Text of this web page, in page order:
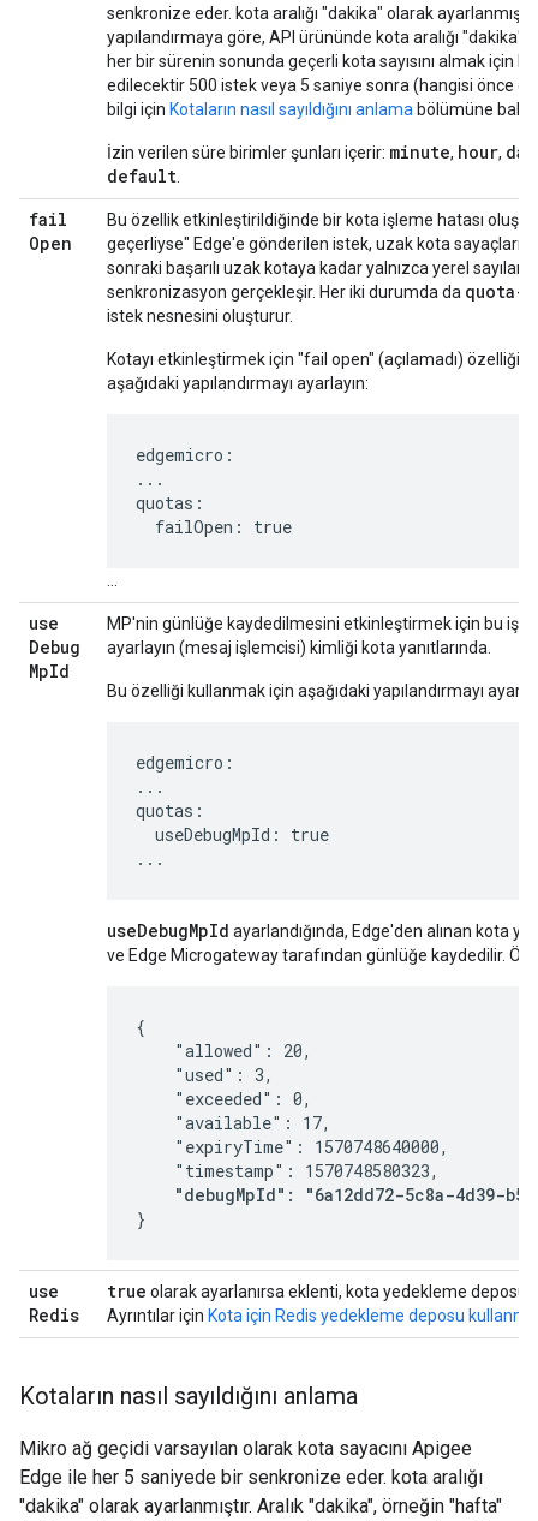
senkronize eder. kota aralığı "dakika" olarak
yapılandırmaya göre, API ürününde kota aralığı "dakika",
her bir sürenin sonunda geçerli kota sayısını almak için
edilecektir 500 istek veya 5 saniye sonra (hangisi önce
bilgi için Kotaların nasıl sayıldığını anlama bölümüne
İzin verilen süre birimler şunları içerir: minute, hour, day
default
fail
Open
Bu özellik etkinleştirildiğinde bir kota işleme hatası
geçerliyse" Edge'e gönderilen istek, uzak kota
sonraki başarılı uzak kotaya kadar yalnızca yerel
senkronizasyon gerçekleşir. Her iki durumda da quota-
istek nesnesini oluşturur.
Kotayı etkinleştirmek için "fail open" (açılamadı) özelliğini
aşağıdaki yapılandırmayı ayarlayın:
edgemicro:
...
quotas:
  failOpen: true
use
Debug
MpId
MP'nin günlüğe kaydedilmesini etkinleştirmek için bu
ayarlayın (mesaj işlemcisi) kimliği kota yanıtlarında.
Bu özelliği kullanmak için aşağıdaki yapılandırmayı
edgemicro:
...
quotas:
  useDebugMpId: true
...
useDebugMpId ayarlandığında, Edge'den alınan kota
ve Edge Microgateway tarafından günlüğe kaydedilir.
{
    "allowed": 20,
    "used": 3,
    "exceeded": 0,
    "available": 17,
    "expiryTime": 1570748640000,
    "timestamp": 1570748580323,
"debugMpId": "6a12dd72-5c8a-4d39-
}
use
Redis
true olarak ayarlanırsa eklenti, kota yedekleme deposu
Ayrıntılar için Kota için Redis yedekleme deposu kullanma
Kotaların nasıl sayıldığını anlama
Mikro ağ geçidi varsayılan olarak kota sayacını Apigee
Edge ile her 5 saniyede bir senkronize eder. kota aralığı
"dakika" olarak ayarlanmıştır. Aralık "dakika", örneğin "hafta"